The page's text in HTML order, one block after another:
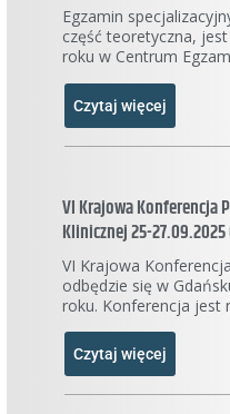
Egzamin
część teoretyczna,
roku w Centrum
Czytaj więcej
VI Krajowa Konferencja
Klinicznej 25-27.09.2025
VI Krajowa
odbędzie się w
roku. Konferencja jest
Czytaj więcej